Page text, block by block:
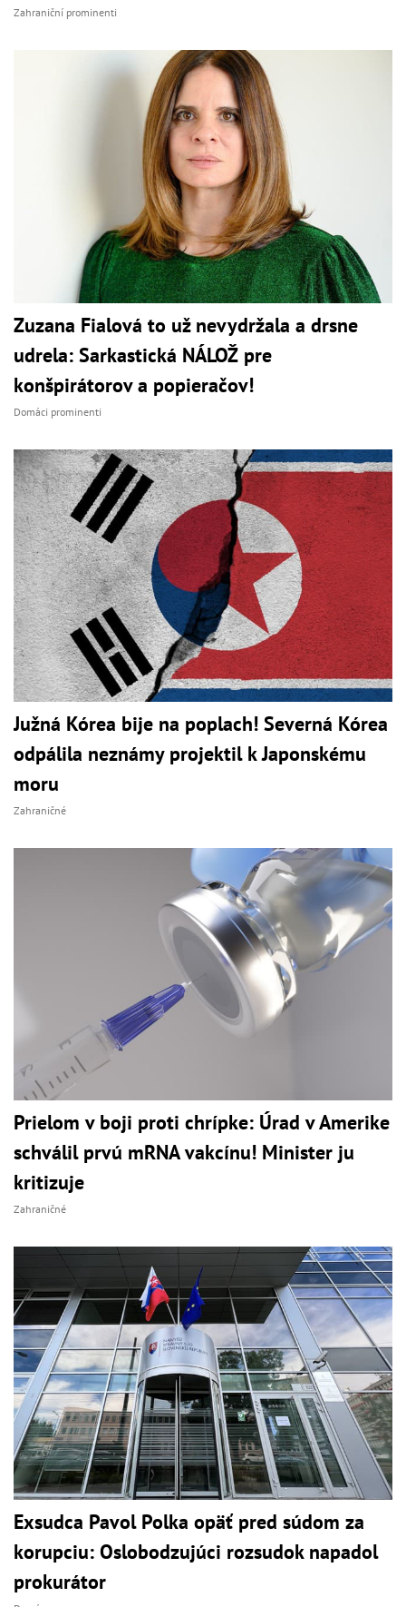
Zahraniční prominenti
Zuzana Fialová to už nevydržala a drsne
udrela: Sarkastická NÁLOŽ pre
konšpirátorov a popieračov!
Domáci prominenti
Južná Kórea bije na poplach! Severná Kórea
odpálila neznámy projektil k Japonskému
moru
Zahraničné
Prielom v boji proti chrípke: Úrad v Amerike
schválil prvú mRNA vakcínu! Minister ju
kritizuje
Zahraničné
Exsudca Pavol Polka opäť pred súdom za
korupciu: Oslobodzujúci rozsudok napadol
prokurátor